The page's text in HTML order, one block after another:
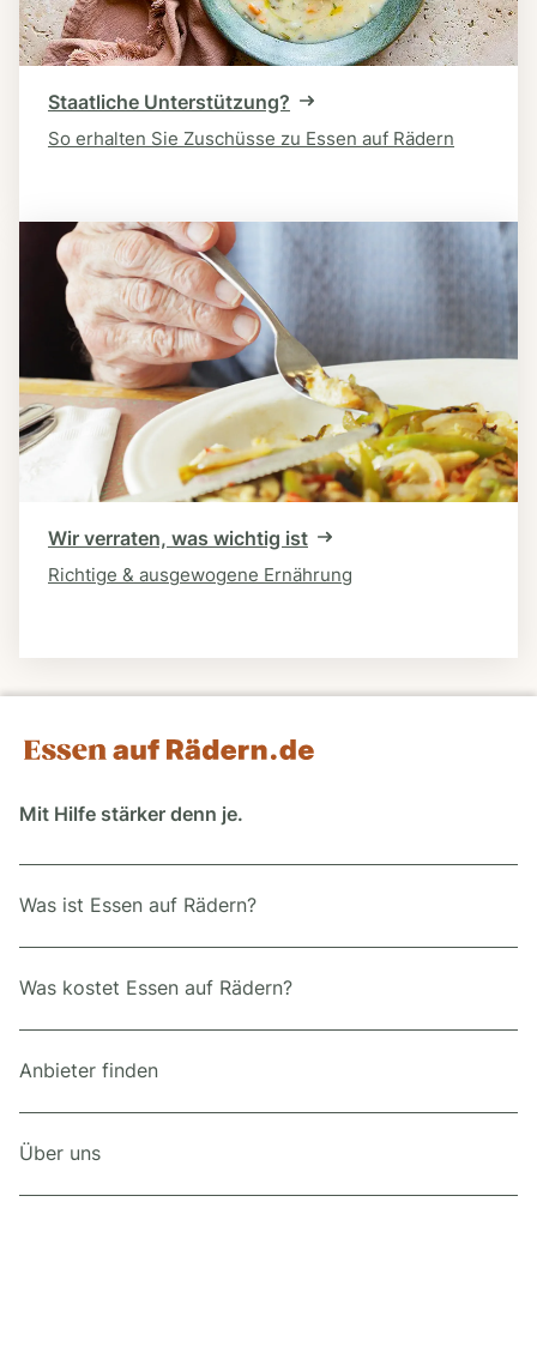
Staatliche Unterstützung?
So erhalten Sie Zuschüsse zu Essen auf Rädern
Wir verraten, was wichtig ist
Richtige & ausgewogene Ernährung
Mit Hilfe stärker denn je.
Was ist Essen auf Rädern?
Was kostet Essen auf Rädern?
Anbieter finden
Über uns